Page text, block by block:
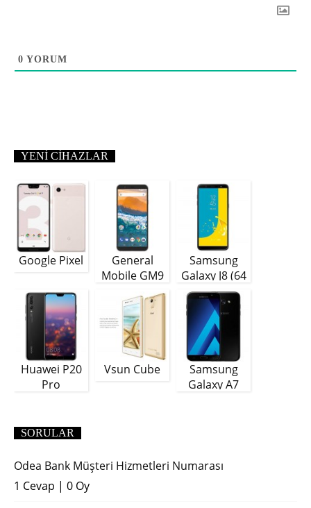
0 YORUM
YENI CIHAZLAR
Google Pixel
General
Mobile GM9
Samsung
Galaxy J8 (64
GB)
Huawei P20
Pro
Vsun Cube
Samsung
Galaxy A7
SORULAR
Odea Bank Müşteri Hizmetleri Numarası
1 Cevap | 0 Oy